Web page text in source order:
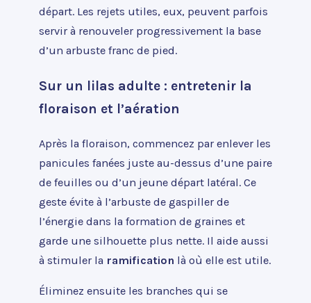
départ. Les rejets utiles, eux, peuvent parfois
servir à renouveler progressivement la base
d’un arbuste franc de pied.
Sur un lilas adulte : entretenir la
floraison et l’aération
Après la floraison, commencez par enlever les
panicules fanées juste au-dessus d’une paire
de feuilles ou d’un jeune départ latéral. Ce
geste évite à l’arbuste de gaspiller de
l’énergie dans la formation de graines et
garde une silhouette plus nette. Il aide aussi
à stimuler la ramification là où elle est utile.
Éliminez ensuite les branches qui se